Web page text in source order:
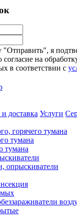
я
согласие на
в соответствии с
доставка Услуги
горячего тумана
тумана
тумана
опрыскиватели